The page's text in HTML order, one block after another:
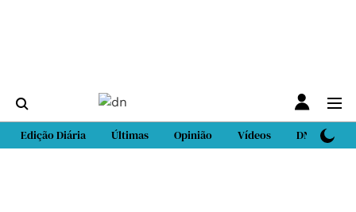
Edição Diária Últimas Opinião Vídeos DN Sport